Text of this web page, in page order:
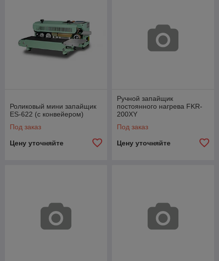
Роликовый мини запайщик
ES-622 (с конвейером)
Под заказ
Цену уточняйте
Ручной запайщик
постоянного нагрева FKR-
200XY
Под заказ
Цену уточняйте